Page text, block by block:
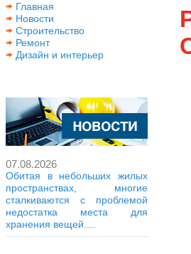
Главная
Новости
Строительство
Ремонт
Дизайн и интерьер
07.08.2026
Обитая в небольших жилых
пространствах, многие
сталкиваются с проблемой
недостатка места для
хранения вещей....